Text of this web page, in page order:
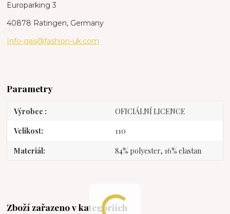
Europarking 3
40878 Ratingen, Germany
Info-gas@fashion-uk.com
Parametry
Výrobce OFICIÁLNÍ LICENCE
Velikost 110
Materiál 84% polyester, 16% elastan
Zboží zařazeno v kategoriích